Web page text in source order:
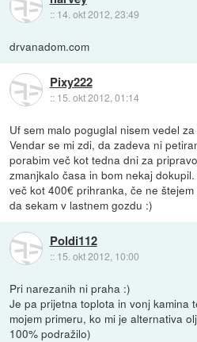
:: 14. okt 2012, 23:49
drvanadom.com
Pixy222
:: 15. okt 2012, 01:14
Uf sem malo poguglal nisem vedel
Vendar se mi zdi, da zadeva ni
porabim več kot tedna dni za
zmanjkalo časa in bom nekaj
več kot 400€ prihranka, če ne
da sekam v lastnem gozdu :)
Poldi112
:: 15. okt 2012, 10:00
Pri narezanih ni praha :)
Je pa prijetna toplota in vonj kamina
mojem primeru, ko mi je alternativa
100% podražilo)